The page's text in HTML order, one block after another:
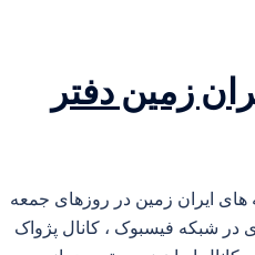
زمین دفتر
های ایران زمین در روزهای جمعه
مرکزی در شبکه فیسبوک ، کانال پژواک